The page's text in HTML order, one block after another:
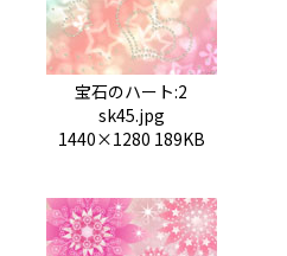
宝石のハート:2
sk45.jpg
1440×1280 189KB